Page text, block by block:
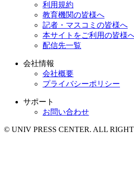
利用規約
教育機関の皆様へ
記者・マスコミの皆様へ
本サイトをご利用の皆様
配信先一覧
会社情報
会社概要
プライバシーポリシー
サポート
お問い合わせ
© UNIV PRESS CENTER. ALL